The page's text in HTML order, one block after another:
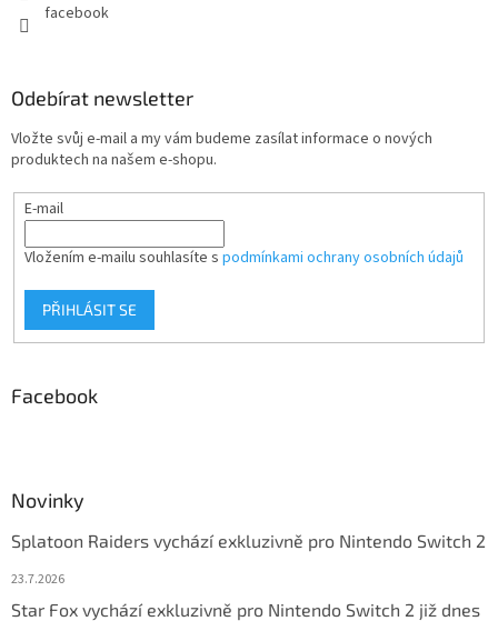
facebook
Odebírat newsletter
Vložte svůj e-mail a my vám budeme zasílat informace o nových
produktech na našem e-shopu.
E-mail
Vložením e-mailu souhlasíte s podmínkami ochrany osobních údajů
PŘIHLÁSIT SE
Facebook
Novinky
Splatoon Raiders vychází exkluzivně pro Nintendo Switch 2
23.7.2026
Star Fox vychází exkluzivně pro Nintendo Switch 2 již dnes